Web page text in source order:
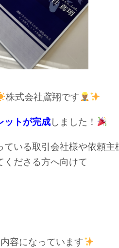
株式会社鳶翔です
ットが完成しました！
ている取引会社様や依頼主
くださる方へ向けて
容になっています